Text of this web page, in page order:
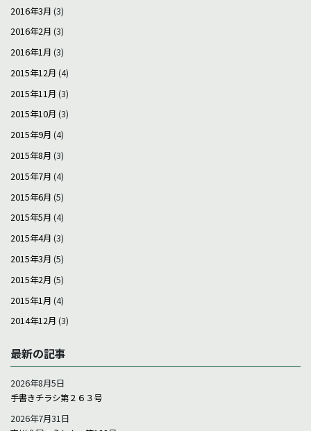
2016年3月 (3)
2016年2月 (3)
2016年1月 (3)
2015年12月 (4)
2015年11月 (3)
2015年10月 (3)
2015年9月 (4)
2015年8月 (3)
2015年7月 (4)
2015年6月 (5)
2015年5月 (4)
2015年4月 (3)
2015年3月 (5)
2015年2月 (5)
2015年1月 (4)
2014年12月 (3)
最新の記事
手書きチラシ第２６３号
2026年8月5日
2026年7月31日